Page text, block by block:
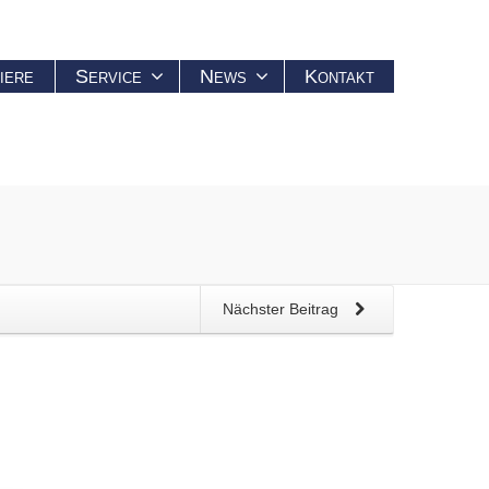
Service News Kontakt
Nächster Beitrag